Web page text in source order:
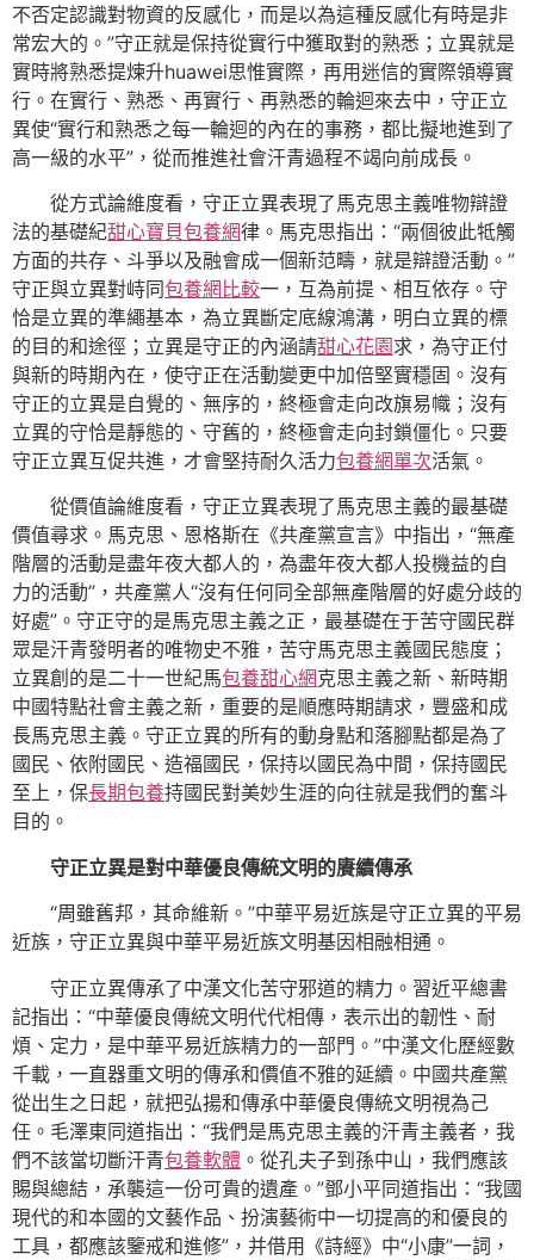
不否定認識對物資的反感化，而是以為這種反感化有時是非
常宏大的。”守正就是保持從實行中獲取對的熟悉；立異就是
實時將熟悉提煉升huawei思惟實際，再用迷信的實際領導實
行。在實行、熟悉、再實行、再熟悉的輪迴來去中，守正立
異使“實行和熟悉之每一輪迴的內在的事務，都比擬地進到了
高一級的水平”，從而推進社會汗青過程不竭向前成長。
從方式論維度看，守正立異表現了馬克思主義唯物辯證
法的基礎紀甜心寶貝包養網律。馬克思指出：“兩個彼此牴觸
方面的共存、斗爭以及融會成一個新范疇，就是辯證活動。”
守正與立異對峙同包養網比較一，互為前提、相互依存。守
恰是立異的準繩基本，為立異斷定底線鴻溝，明白立異的標
的目的和途徑；立異是守正的內涵請甜心花園求，為守正付
與新的時期內在，使守正在活動變更中加倍堅實穩固。沒有
守正的立異是自覺的、無序的，終極會走向改旗易幟；沒有
立異的守恰是靜態的、守舊的，終極會走向封鎖僵化。只要
守正立異互促共進，才會堅持耐久活力包養網單次活氣。
從價值論維度看，守正立異表現了馬克思主義的最基礎
價值尋求。馬克思、恩格斯在《共產黨宣言》中指出，“無產
階層的活動是盡年夜大都人的，為盡年夜大都人投機益的自
力的活動”，共產黨人“沒有任何同全部無產階層的好處分歧的
好處”。守正守的是馬克思主義之正，最基礎在于苦守國民群
眾是汗青發明者的唯物史不雅，苦守馬克思主義國民態度；
立異創的是二十一世紀馬包養甜心網克思主義之新、新時期
中國特點社會主義之新，重要的是順應時期請求，豐盛和成
長馬克思主義。守正立異的所有的動身點和落腳點都是為了
國民、依附國民、造福國民，保持以國民為中間，保持國民
至上，保長期包養持國民對美妙生涯的向往就是我們的奮斗
目的。
守正立異是對中華優良傳統文明的賡續傳承
“周雖舊邦，其命維新。”中華平易近族是守正立異的平易
近族，守正立異與中華平易近族文明基因相融相通。
守正立異傳承了中漢文化苦守邪道的精力。習近平總書
記指出：“中華優良傳統文明代代相傳，表示出的韌性、耐
煩、定力，是中華平易近族精力的一部門。”中漢文化歷經數
千載，一直器重文明的傳承和價值不雅的延續。中國共產黨
從出生之日起，就把弘揚和傳承中華優良傳統文明視為己
任。毛澤東同道指出：“我們是馬克思主義的汗青主義者，我
們不該當切斷汗青包養軟體 。從孔夫子到孫中山，我們應該
賜與總結，承襲這一份可貴的遺產。”鄧小平同道指出：“我國
現代的和本國的文藝作品、扮演藝術中一切提高的和優良的
工具，都應該鑒戒和進修”，并借用《詩經》中“小康”一詞，